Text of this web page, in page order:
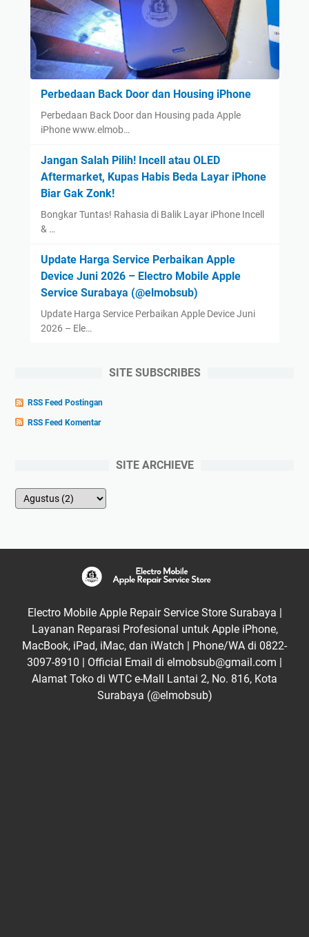
Perbedaan Back Door dan Housing iPhone
Perbedaan Back Door dan Housing pada Apple
iPhone www.elmob…
Jangan Salah Pilih! Incell atau OLED
Aftermarket, Kupas Habis Beda Layar iPhone
Biar Gak Zonk!
Bongkar Tuntas! Rahasia di Balik Layar iPhone Incell
& …
Update Harga Service Perbaikan Apple
Device Juni 2026 – Electro Mobile Apple
Service Surabaya (@elmobsub)
Update Harga Service Perbaikan Apple Device Juni
2026 – Ele…
SITE SUBSCRIBES
RSS Feed Postingan
RSS Feed Komentar
SITE ARCHIEVE
Electro Mobile Apple Repair Service Store Surabaya |
Layanan Reparasi Profesional untuk Apple iPhone,
MacBook, iPad, iMac, dan iWatch | Phone/WA di 0822-
3097-8910 | Official Email di elmobsub@gmail.com |
Alamat Toko di WTC e-Mall Lantai 2, No. 816, Kota
Surabaya (@elmobsub)